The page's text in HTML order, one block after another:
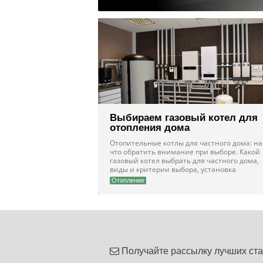
Выбираем газовый котел для
отопления дома
Отопительные котлы для частного дома: на
что обратить внимание при выборе. Какой
газовый котел выбрать для частного дома,
виды и критерии выбора, установка
Отопление
Получайте рассылку лучших